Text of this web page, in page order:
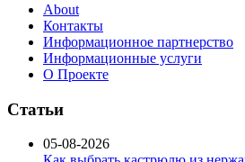
About
Контакты
Информационное партнерство
Информационные услуги
О Проекте
Статьи
05-08-2026